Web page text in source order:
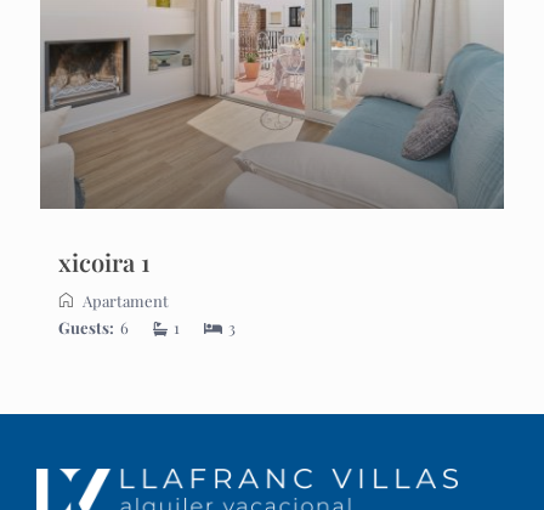
xicoira 1
Apartament
Guests: 6 1 3